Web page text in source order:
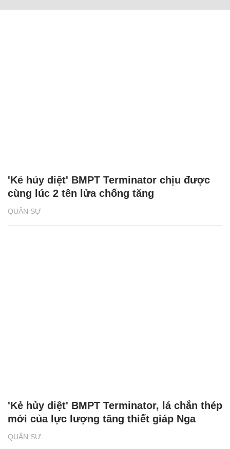
QUÂN SỰ
'Kẻ hủy diệt' BMPT Terminator chịu được
cùng lúc 2 tên lửa chống tăng
QUÂN SỰ
'Kẻ hủy diệt' BMPT Terminator, lá chắn thép
mới của lực lượng tăng thiết giáp Nga